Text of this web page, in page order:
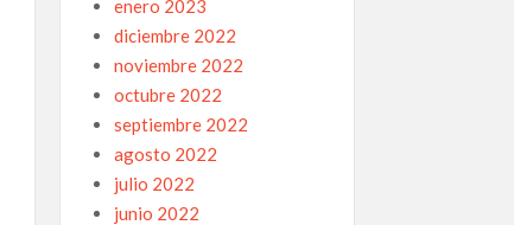
enero 2023
diciembre 2022
noviembre 2022
octubre 2022
septiembre 2022
agosto 2022
julio 2022
junio 2022